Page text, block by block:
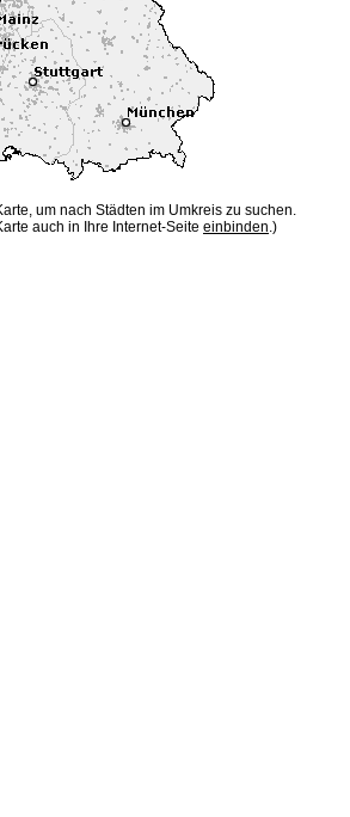
um nach Städten im Umkreis zu suchen.
auch in Ihre Internet-Seite einbinden.)